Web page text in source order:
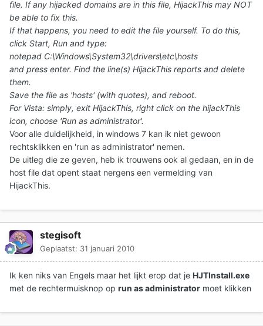
file. If any hijacked domains are in this file, HijackThis may NOT
be able to fix this.
If that happens, you need to edit the file yourself. To do this,
click Start, Run and type:
notepad C:\Windows\System32\drivers\etc\hosts
and press enter. Find the line(s) HijackThis reports and delete
them.
Save the file as 'hosts' (with quotes), and reboot.
For Vista: simply, exit HijackThis, right click on the hijackThis
icon, choose 'Run as administrator'.
Voor alle duidelijkheid, in windows 7 kan ik niet gewoon
rechtsklikken en 'run as administrator' nemen.
De uitleg die ze geven, heb ik trouwens ook al gedaan, en in de
host file dat opent staat nergens een vermelding van
HijackThis.
stegisoft
Geplaatst: 31 januari 2010
Ik ken niks van Engels maar het lijkt erop dat je HJTInstall.exe
met de rechtermuisknop op run as administrator moet klikken